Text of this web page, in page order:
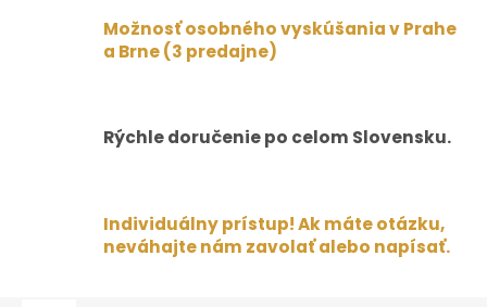
Možnosť osobného vyskúšania v Prahe
a Brne (3 predajne)
Rýchle doručenie po celom Slovensku.
Individuálny prístup! Ak máte otázku,
neváhajte nám zavolať alebo napísať.